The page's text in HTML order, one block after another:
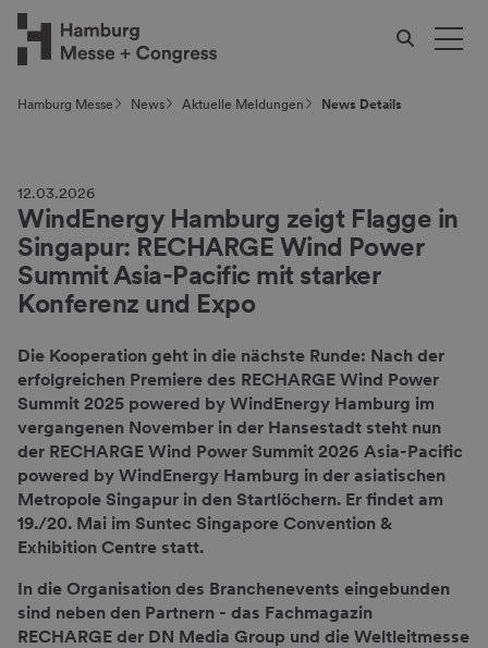
Hamburg Messe News Aktuelle Meldungen News Details
12.03.2026
WindEnergy Hamburg zeigt Flagge in
Singapur: RECHARGE Wind Power
Summit Asia-Pacific mit starker
Konferenz und Expo
Die Kooperation geht in die nächste Runde: Nach der
erfolgreichen Premiere des RECHARGE Wind Power
Summit 2025 powered by WindEnergy Hamburg im
vergangenen November in der Hansestadt steht nun
der RECHARGE Wind Power Summit 2026 Asia-Pacific
powered by WindEnergy Hamburg in der asiatischen
Metropole Singapur in den Startlöchern. Er findet am
19./20. Mai im Suntec Singapore Convention &
Exhibition Centre statt.
In die Organisation des Branchenevents eingebunden
sind neben den Partnern - das Fachmagazin
RECHARGE der DN Media Group und die Weltleitmesse